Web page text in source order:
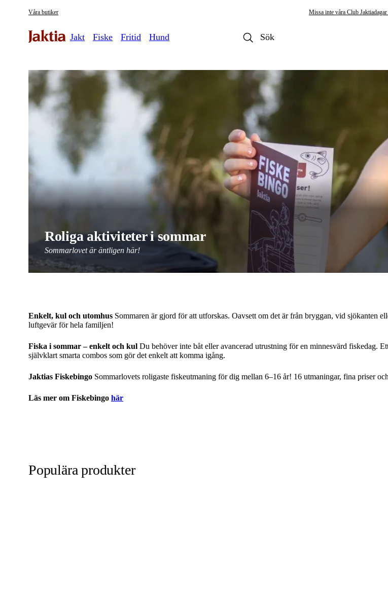
Våra butiker Missa inte våra Club
Jakt Fiske Fritid Hund
Roliga aktiviteter i sommar
Sommarlovet är äntligen här!
Enkelt, kul och utomhus Sommaren är gjord för att utforskas. Oavsett om det är från bryggan, vid sjökanten
luftgevär för hela familjen!
Fiska i sommar – enkelt och kul Du behöver inte båt eller avancerad utrustning för en minnesvärd fiskedag.
självklart smarta combos som gör det enkelt att komma igång.
Jaktias Fiskebingo Sommarlovets roligaste fiskeutmaning för dig mellan 6–16 år! 16 utmaningar, fina priser
Läs mer om Fiskebingo här
Populära produkter